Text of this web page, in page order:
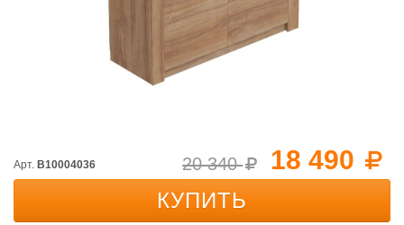
18 490
20 340
Арт. B10004036
КУПИТЬ